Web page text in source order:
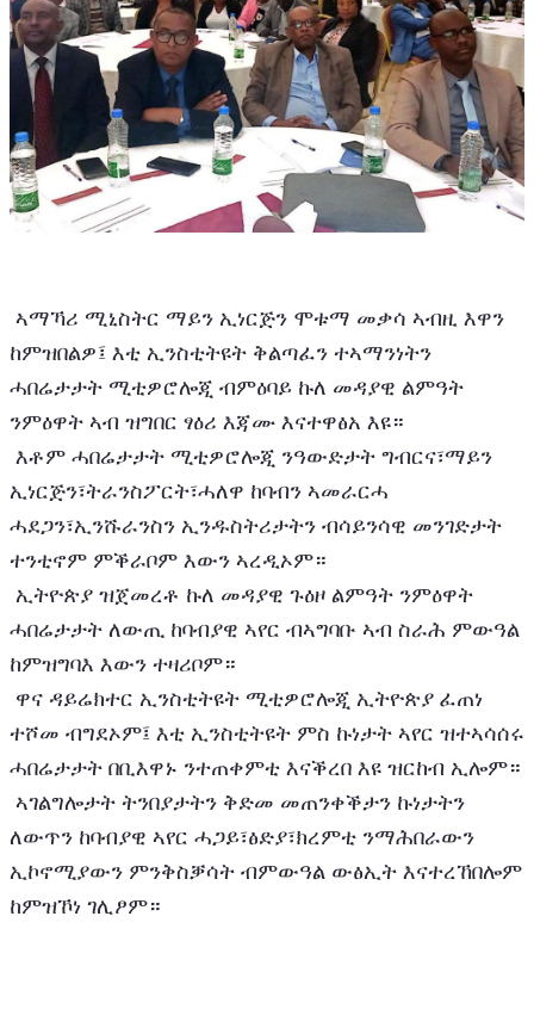
ከምዝበልዎ፤ እቲ ኢንስቲትዩት ቅልጣፈን ተኣማንነትን
ሓበሬታታት ሚቲዎሮሎጂ ብምዕባይ ኩለ መዳያዊ ልምዓት
ንምዕዋት ኣብ ዝግበር ፃዕሪ እጃሙ እናተዋፅአ እዩ።
ኢነርጅን፣ትራንስፖርት፣ሓለዋ ከባብን ኣመራርሓ
ሓደጋን፣ኢንሹራንስን ኢንዱስትሪታትን ብሳይንሳዊ መንገድታት
ተንቲኖም ምቕራቦም እውን ኣረዲኦም።
ሓበሬታታት ለውጢ ከባብያዊ ኣየር ብኣግባቡ ኣብ ስራሕ ምውዓል
ከምዝግባእ እውን ተዛሪቦም።
ተሾመ ብግደኦም፤ እቲ ኢንስቲትዩት ምስ ኩነታት ኣየር ዝተኣሳሰሩ
ሓበሬታታት በቢእዋኑ ንተጠቀምቲ እናቕረበ እዩ ዝርከብ ኢሎም።
ለውጥን ከባብያዊ ኣየር ሓጋይ፣ፅድያ፣ክረምቲ ንማሕበራውን
ኢኮኖሚያውን ምንቅስቓሳት ብምውዓል ውፅኢት እናተረኸበሎም
ከምዝኾነ ገሊፆም።